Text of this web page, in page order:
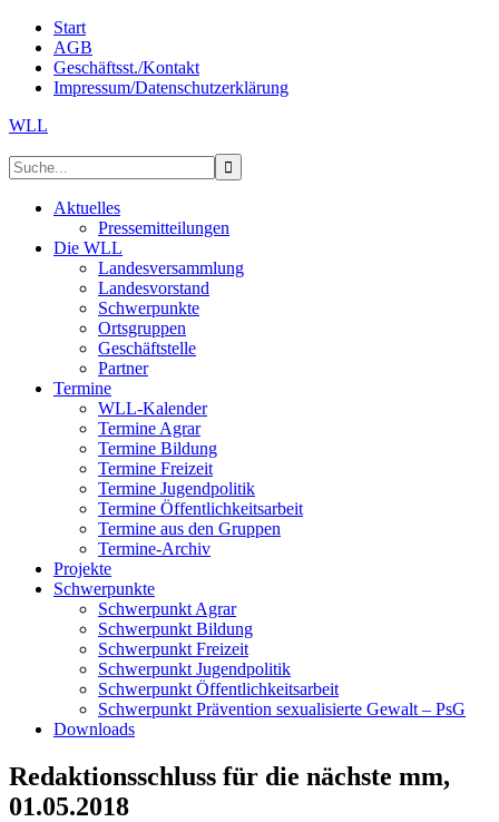
Start
AGB
Geschäftsst./Kontakt
Impressum/Datenschutzerklärung
WLL
Aktuelles
Pressemitteilungen
Die WLL
Landesversammlung
Landesvorstand
Schwerpunkte
Ortsgruppen
Geschäftstelle
Partner
Termine
WLL-Kalender
Termine Agrar
Termine Bildung
Termine Freizeit
Termine Jugendpolitik
Termine Öffentlichkeitsarbeit
Termine aus den Gruppen
Termine-Archiv
Projekte
Schwerpunkte
Schwerpunkt Agrar
Schwerpunkt Bildung
Schwerpunkt Freizeit
Schwerpunkt Jugendpolitik
Schwerpunkt Öffentlichkeitsarbeit
Schwerpunkt Prävention sexualisierte Gewalt – PsG
Downloads
Redaktionsschluss für die nächste mm,
01.05.2018